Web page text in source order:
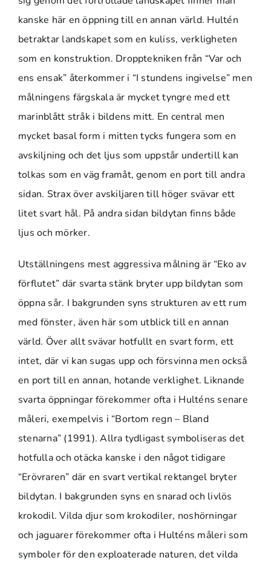
kanske här en öppning till en annan värld. Hultén
betraktar landskapet som en kuliss, verkligheten
som en konstruktion. Dropptekniken från “Var och
ens ensak” återkommer i “I stundens ingivelse” men
målningens färgskala är mycket tyngre med ett
marinblått stråk i bildens mitt. En central men
mycket basal form i mitten tycks fungera som en
avskiljning och det ljus som uppstår undertill kan
tolkas som en väg framåt, genom en port till andra
sidan. Strax över avskiljaren till höger svävar ett
litet svart hål. På andra sidan bildytan finns både
ljus och mörker.
Utställningens mest aggressiva målning är “Eko av
förflutet” där svarta stänk bryter upp bildytan som
öppna sår. I bakgrunden syns strukturen av ett rum
med fönster, även här som utblick till en annan
värld. Över allt svävar hotfullt en svart form, ett
intet, där vi kan sugas upp och försvinna men också
en port till en annan, hotande verklighet. Liknande
svarta öppningar förekommer ofta i Hulténs senare
måleri, exempelvis i “Bortom regn – Bland
stenarna” (1991). Allra tydligast symboliseras det
hotfulla och otäcka kanske i den något tidigare
“Erövraren” där en svart vertikal rektangel bryter
bildytan. I bakgrunden syns en snarad och livlös
krokodil. Vilda djur som krokodiler, noshörningar
och jaguarer förekommer ofta i Hulténs måleri som
symboler för den exploaterade naturen, det vilda